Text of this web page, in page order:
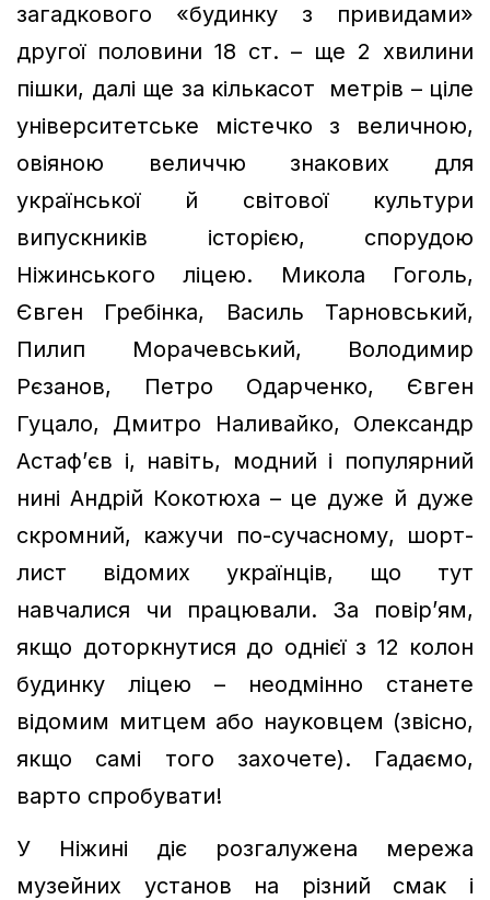
загадкового «будинку з привидами»
другої половини 18 ст. – ще 2 хвилини
пішки, далі ще за кількасот метрів – ціле
університетське містечко з величною,
овіяною величчю знакових для
української й світової культури
випускників історією, спорудою
Ніжинського ліцею. Микола Гоголь,
Євген Гребінка, Василь Тарновський,
Пилип Морачевський, Володимир
Рєзанов, Петро Одарченко, Євген
Гуцало, Дмитро Наливайко, Олександр
Астаф’єв і, навіть, модний і популярний
нині Андрій Кокотюха – це дуже й дуже
скромний, кажучи по-сучасному, шорт-
лист відомих українців, що тут
навчалися чи працювали. За повір’ям,
якщо доторкнутися до однієї з 12 колон
будинку ліцею – неодмінно станете
відомим митцем або науковцем (звісно,
якщо самі того захочете). Гадаємо,
варто спробувати!
У Ніжині діє розгалужена мережа
музейних установ на різний смак і